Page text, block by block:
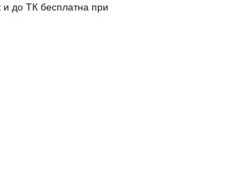
и до ТК бесплатна при